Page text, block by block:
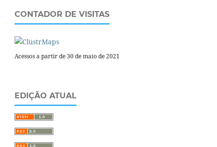
CONTADOR DE VISITAS
Acessos a partir de 30 de maio de 2021
EDIÇÃO ATUAL